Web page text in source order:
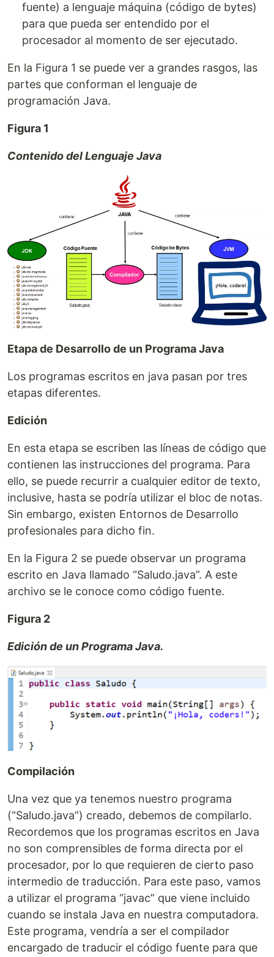
fuente) a lenguaje máquina (código de bytes)
para que pueda ser entendido por el
procesador al momento de ser ejecutado.
En la Figura 1 se puede ver a grandes rasgos, las
partes que conforman el lenguaje de
programación Java.
Figura 1
Contenido del Lenguaje Java
Etapa de Desarrollo de un Programa Java
Los programas escritos en java pasan por tres
etapas diferentes.
Edición
En esta etapa se escriben las líneas de código que
contienen las instrucciones del programa. Para
ello, se puede recurrir a cualquier editor de texto,
inclusive, hasta se podría utilizar el bloc de notas.
Sin embargo, existen Entornos de Desarrollo
profesionales para dicho fin.
En la Figura 2 se puede observar un programa
escrito en Java llamado “Saludo.java”. A este
archivo se le conoce como código fuente.
Figura 2
Edición de un Programa Java.
Compilación
Una vez que ya tenemos nuestro programa
(“Saludo.java”) creado, debemos de compilarlo.
Recordemos que los programas escritos en Java
no son comprensibles de forma directa por el
procesador, por lo que requieren de cierto paso
intermedio de traducción. Para este paso, vamos
a utilizar el programa “javac” que viene incluido
cuando se instala Java en nuestra computadora.
Este programa, vendría a ser el compilador
encargado de traducir el código fuente para que